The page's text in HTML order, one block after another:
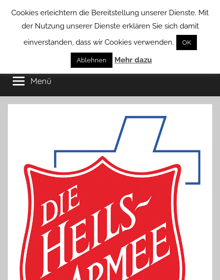
Borstel
von
Groß
Borstel
Menü
Cookies erleichtern die Bereitstellung unserer Dienste. Mit
der Nutzung unserer Dienste erklären Sie sich damit
einverstanden, dass wir Cookies verwenden.
OK
Ablehnen Mehr dazu